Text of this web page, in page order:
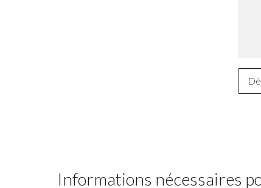
Informations nécessaires